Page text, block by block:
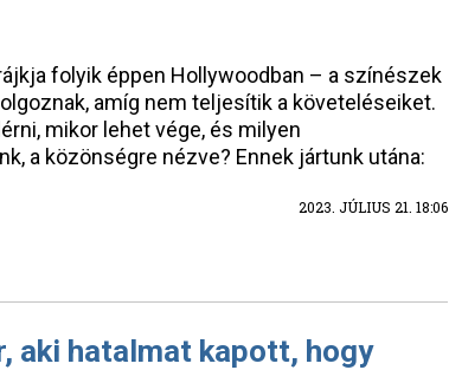
folyik éppen Hollywoodban – a színészek
amíg nem teljesítik a követeléseiket.
mikor lehet vége, és milyen
a közönségre nézve? Ennek jártunk utána:
2023. JÚLIUS 21. 18:06
aki hatalmat kapott, hogy